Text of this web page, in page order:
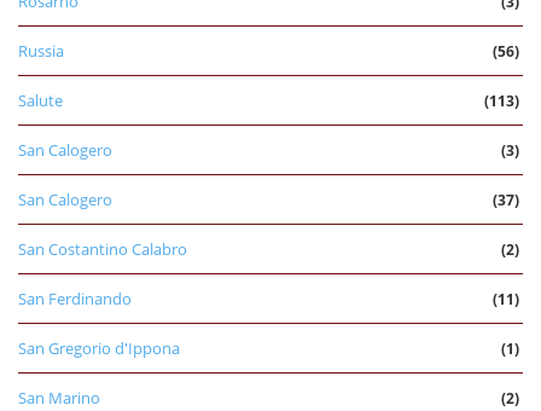
Russia (56)
Salute (113)
San Calogero (3)
San Calogero (37)
San Costantino Calabro (2)
San Ferdinando (11)
San Gregorio d'Ippona (1)
San Marino (2)